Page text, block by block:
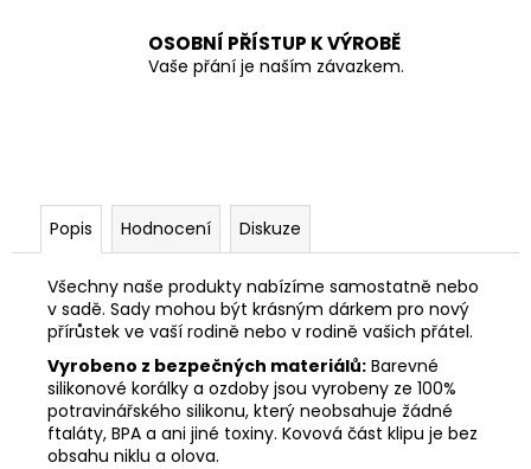
OSOBNÍ PŘÍSTUP K VÝROBĚ
Vaše přání je naším závazkem.
Popis Hodnocení Diskuze
Všechny naše produkty nabízíme samostatně nebo
v sadě. Sady mohou být krásným dárkem pro nový
přírůstek ve vaší rodině nebo v rodině vašich přátel.
Vyrobeno z bezpečných materiálů: Barevné
silikonové korálky a ozdoby jsou vyrobeny ze 100%
potravinářského silikonu, který neobsahuje žádné
ftaláty, BPA a ani jiné toxiny. Kovová část klipu je bez
obsahu niklu a olova.